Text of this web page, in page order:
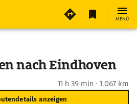
MENÜ
nach Eindhoven
11 h 39 min · 1.067 km
anzeigen